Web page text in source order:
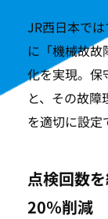
JR西日本で
に「機械故
化を実現。保
と、その故
を適切に設定
点検回数
20％削減